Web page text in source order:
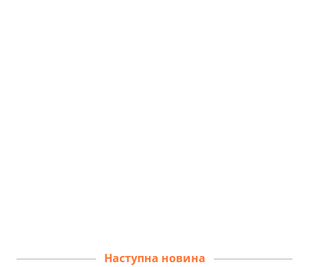
Наступна новина